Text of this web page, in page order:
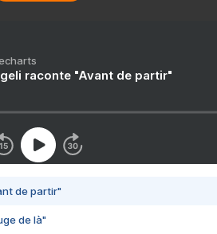
raconte "Avant de partir"
de partir"
de là"